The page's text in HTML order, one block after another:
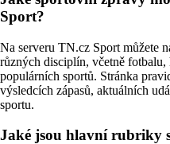
Sport?
Na serveru TN.cz Sport můžete
různých disciplín, včetně fotbalu,
populárních sportů. Stránka
výsledcích zápasů, aktuálních
sportu.
Jaké jsou hlavní rubriky